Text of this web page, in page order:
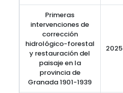
Primeras
intervenciones de
corrección
hidrológico-forestal
y restauración del
paisaje en la
provincia de
Granada 1901-1939
2025